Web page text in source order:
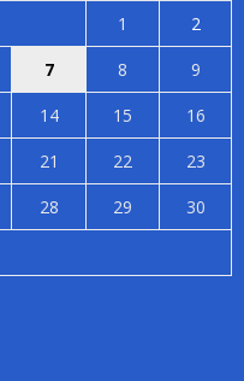
1
2
7 8
9
14 15
16
21 22
23
28 29
30